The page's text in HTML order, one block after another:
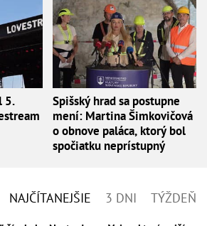
5.
Spišský hrad sa postupne
mení: Martina Šimkovičová
o obnove paláca, ktorý bol
spočiatku neprístupný
NAJČÍTANEJŠIE 3 DNI TÝŽDEŇ